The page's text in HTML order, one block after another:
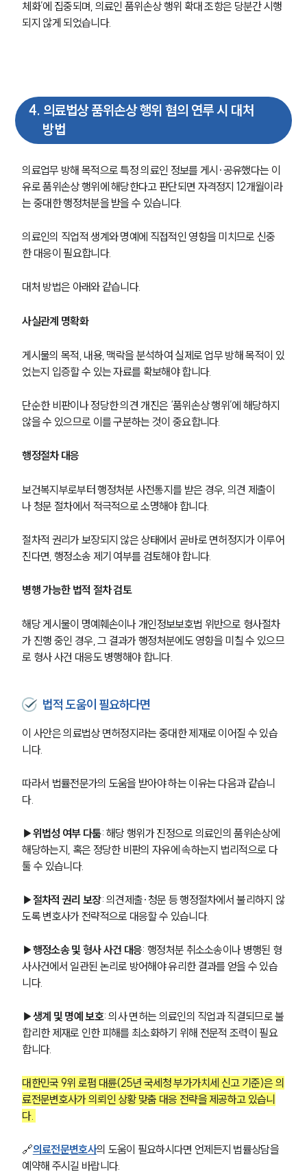
고객의 소리
주요 업무사례
사례분석/최신동향
법률지식인
업무분야
의료·바이오·헬스케어그룹 업무
구성원 소개
소식/자료
언론보도
공지사항
법률 블로그
대륜법률상담예약
대륜법률상담예약
체화’에 집중되며, 의료인 품위손상 행위 확대 조항은 당분간 시행
되지 않게 되었습니다.
4. 의료법상 품위손상 행위 혐의 연루 시 대처
방법
의료업무 방해 목적으로 특정 의료인 정보를 게시·공유했다는 이
유로 품위손상 행위에 해당한다고 판단되면 자격정지 12개월이라
는 중대한 행정처분을 받을 수 있습니다.
의료인의 직업적 생계와 명예에 직접적인 영향을 미치므로 신중
한 대응이 필요합니다.
대처 방법은 아래와 같습니다.
사실관계 명확화
게시물의 목적, 내용, 맥락을 분석하여 실제로 업무 방해 목적이 있
었는지 입증할 수 있는 자료를 확보해야 합니다.
단순한 비판이나 정당한 의견 개진은 ‘품위손상 행위’에 해당하지
않을 수 있으므로 이를 구분하는 것이 중요합니다.
행정절차 대응
보건복지부로부터 행정처분 사전통지를 받은 경우, 의견 제출이
나 청문 절차에서 적극적으로 소명해야 합니다.
절차적 권리가 보장되지 않은 상태에서 곧바로 면허정지가 이루어
진다면, 행정소송 제기 여부를 검토해야 합니다.
병행 가능한 법적 절차 검토
해당 게시물이 명예훼손이나 개인정보보호법 위반으로 형사절차
가 진행 중인 경우, 그 결과가 행정처분에도 영향을 미칠 수 있으므
로 형사 사건 대응도 병행해야 합니다.
법적 도움이 필요하다면
이 사안은 의료법상 면허정지라는 중대한 제재로 이어질 수 있습
니다.
따라서 법률전문가의 도움을 받아야 하는 이유는 다음과 같습니
다.
▶위법성 여부 다툼: 해당 행위가 진정으로 의료인의 품위손상에
해당하는지, 혹은 정당한 비판의 자유에 속하는지 법리적으로 다
툴 수 있습니다.
▶절차적 권리 보장: 의견제출·청문 등 행정절차에서 불리하지 않
도록 변호사가 전략적으로 대응할 수 있습니다.
▶행정소송 및 형사 사건 대응: 행정처분 취소소송이나 병행된 형
사사건에서 일관된 논리로 방어해야 유리한 결과를 얻을 수 있습
니다.
▶생계 및 명예 보호: 의사 면허는 의료인의 직업과 직결되므로 불
합리한 제재로 인한 피해를 최소화하기 위해 전문적 조력이 필요
합니다.
대한민국 9위 로펌 대륜(25년 국세청 부가가치세 신고 기준)은 의
료전문변호사가 의뢰인 상황 맞춤 대응 전략을 제공하고 있습니
다.
🔗의료전문변호사의 도움이 필요하시다면 언제든지 법률상담을
예약해 주시길 바랍니다.